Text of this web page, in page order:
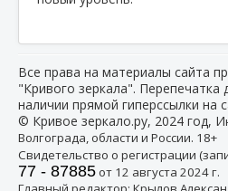
Все права на материалы сайта
"Кривого зеркала". Перепечатка
наличии прямой гиперссылки на
© Кривое зеркало.ру, 2024 год, И
Волгограда, области и России. 18+
Свидетельство о регистрации
77 - 87885от 12 августа 2024 г.